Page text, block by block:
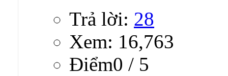
Trả lời: 28
Xem: 16,763
Ðiểm0 / 5